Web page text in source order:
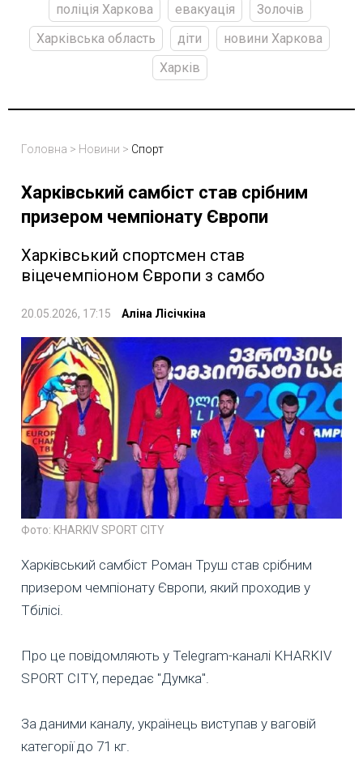
поліція Харкова
евакуація
Золочів
Харківська область
діти
новини Харкова
Харків
Головна > Новини > Спорт
Харківський самбіст став срібним
призером чемпіонату Європи
Харківський спортсмен став
віцечемпіоном Європи з самбо
20.05.2026, 17:15 Аліна Лісічкіна
Фото: KHARKIV SPORT CITY
Харківський самбіст Роман Труш став срібним
призером чемпіонату Європи, який проходив у
Тбілісі.
Про це повідомляють у Telegram-каналі KHARKIV
SPORT CITY, передає "Думка".
За даними каналу, українець виступав у ваговій
категорії до 71 кг.